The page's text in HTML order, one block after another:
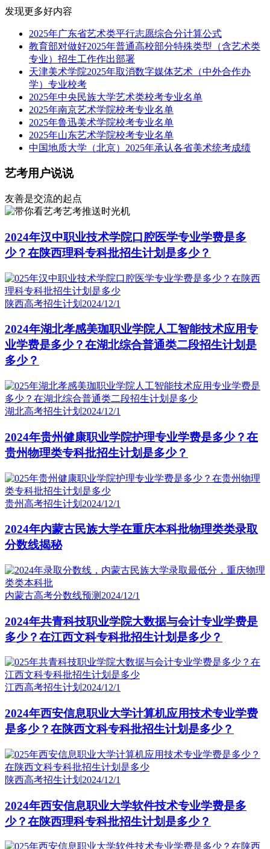
发现更多好内容
2025年广东省艺术类平行志愿综合分计算公式
教育部对做好2025年普通高校部分特殊类型（含艺术类
专业）招生工作作出部署
天津美术学院2025年取消数字媒体艺术（中外合作办
学）专业校考
2025年中央民族大学艺术类校考专业名单
2025年南京艺术学院校考专业名单
2025年鲁迅美术学院校考专业名单
2025年山东艺术学院校考专业名单
中国地质大学（北京）2025年承认各省美术统考成绩
艺考用户说说
友善是交流的起点
艺考推送时光机
2024年汉中职业技术学院口腔医学专业学费是多
少？在陕西理科专科批招生计划是多少？
陕西高考招生计划 2024/12/1
2024年湖北孝感美珈职业学院人工智能技术应用专
业学费是多少？在湖北综合普通类二段招生计划是
多少？
湖北高考招生计划 2024/12/1
2024年贵州健康职业学院护理专业学费是多少？在
贵州物理类专科批招生计划是多少？
贵州高考招生计划 2024/12/1
2024年内蒙古民族大学在重庆本科批物理类类录取
分数线揭秘
内蒙古高考分数线预测 2024/12/1
2024年共青科技职业学院大数据与会计专业学费是
多少？在江西文科专科批招生计划是多少？
江西高考招生计划 2024/12/1
2024年西安信息职业大学计算机应用技术专业学费
是多少？在陕西文科专科批招生计划是多少？
陕西高考招生计划 2024/12/1
2024年西安信息职业大学软件技术专业学费是多
少？在陕西理科专科批招生计划是多少？